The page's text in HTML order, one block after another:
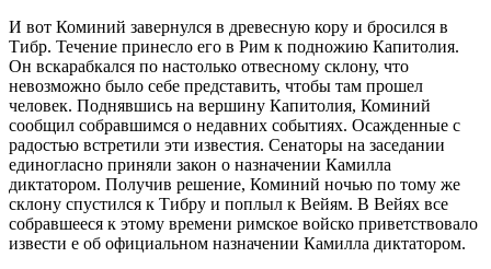
И вот Коминий завернулся в древесную кору и бросился в
Тибр. Течение принесло его в Рим к подножию Капитолия.
Он вскарабкался по настолько отвесному склону, что
невозможно было себе представить, чтобы там прошел
человек. Поднявшись на вершину Капитолия, Коминий
сообщил собравшимся о недавних событиях. Осажденные с
радостью встретили эти известия. Сенаторы на заседании
единогласно приняли закон о назначении Камилла
диктатором. Получив решение, Коминий ночью по тому же
склону спустился к Тибру и поплыл к Вейям. В Вейях все
собравшееся к этому времени римское войско приветствовало
извести е об официальном назначении Камилла диктатором.